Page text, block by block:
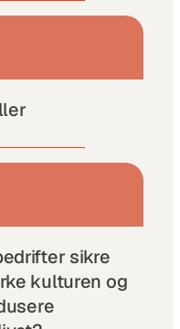
sikre
kulturen og